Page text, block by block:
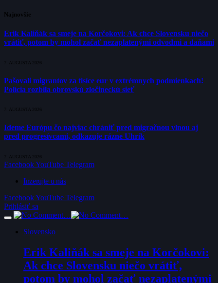
Najnovšie
Erik Kaliňák sa smeje na Korčokovi: Ak chce Slovensku niečo
vrátiť, potom by mohol začať nezaplatenými odvodmi a daňami
7. AUGUSTA 2026
Pašovali migrantov za tisíce eur v extrémnych podmienkach!
Polícia rozbila obrovskú zločineckú sieť
7. AUGUSTA 2026
Ideme Európu čo najviac chrániť pred migračnou vlnou aj
pred progresívcami, odkazuje rázne Uhrík
7. AUGUSTA 2026
FacebookYouTube Telegram
Inzerujte u nás
FacebookYouTube Telegram
Prihlásiť sa
Slovensko
Erik Kaliňák sa smeje na Korčokovi:
Ak chce Slovensku niečo vrátiť,
potom by mohol začať nezaplatenými